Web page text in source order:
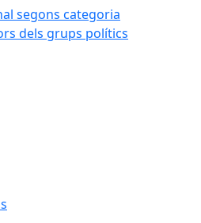
segons categoria
dels grups polítics